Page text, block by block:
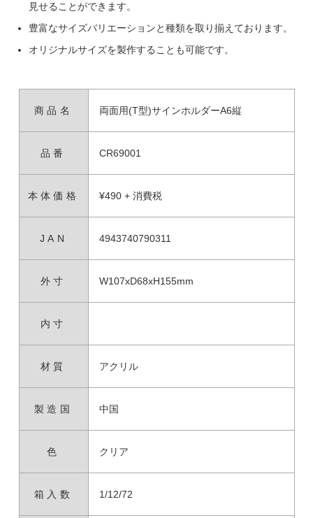
見せることができます。
豊富なサイズバリエーションと種類を取り揃えております。
オリジナルサイズを製作することも可能です。
商品名 両面用(T型)サインホルダーA6縦
品番 CR69001
本体価格 ¥490 + 消費税
JAN 4943740790311
外寸 W107xD68xH155mm
内寸
材質 アクリル
製造国 中国
色 クリア
箱入数 1/12/72